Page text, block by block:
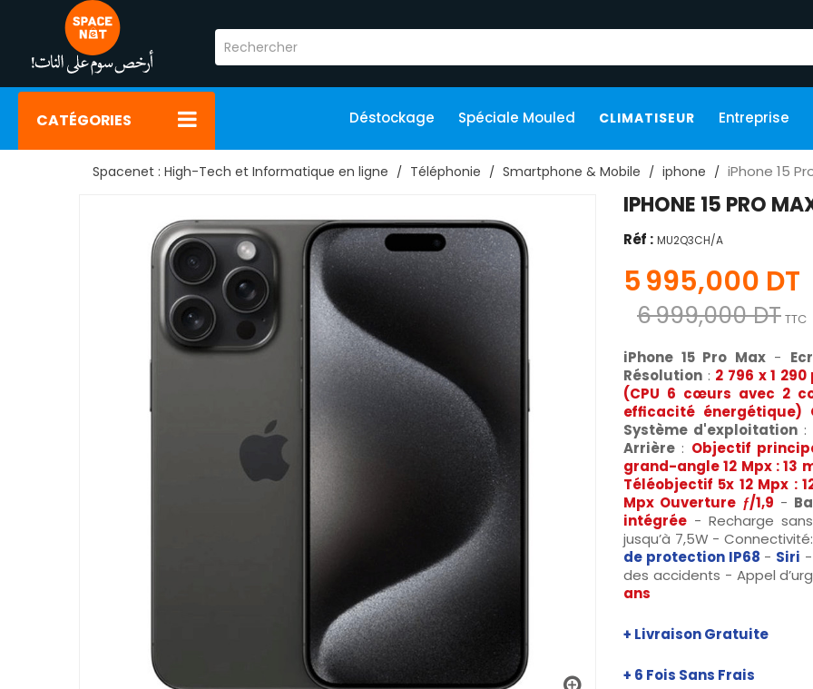
CATÉGORIES Déstockage Spéciale Mouled CLIMATISEUR Entreprise
Spacenet : High-Tech et Informatique en ligne Téléphonie Smartphone & Mobile iphone iPhone 15
IPHONE 15 PRO
Réf : MU2Q3CH/A
5 995,000 DT
6 999,000 DT TTC
iPhone 15 Pro Max-
Résolution : 2 796 x 1
(CPU 6 cœurs avec 2
efficacité énergétique)
Système d'exploitation:
Arrière : Objectif
grand-angle 12 Mpx : 13
Téléobjectif 5x 12 Mpx :
Mpx Ouverture ƒ/1,9 -
intégrée - Recharge
jusqu’à 7,5W -
de protection IP68 - Siri
des accidents - Appel
ans
+ Livraison Gratuite
+ 6 Fois Sans Frais